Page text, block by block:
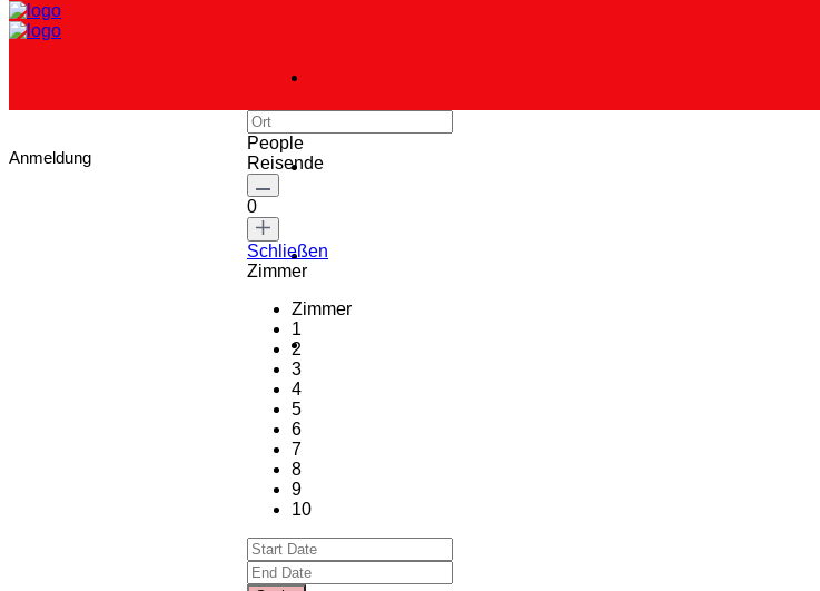
Anmeldung
People
Reisende
0
Schließen
Zimmer
Zimmer
1
2
3
4
5
6
7
8
9
10